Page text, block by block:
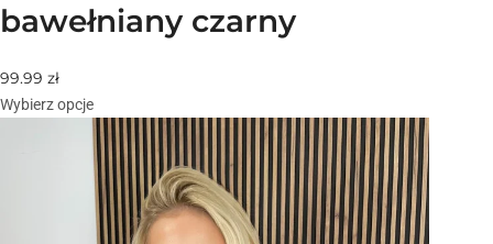
bawełniany czarny
99.99 zł
Wybierz opcje